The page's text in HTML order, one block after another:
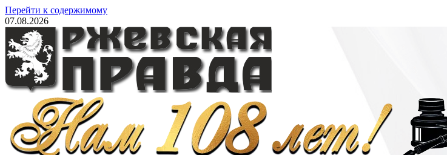
Перейти к содержимому
07.08.2026